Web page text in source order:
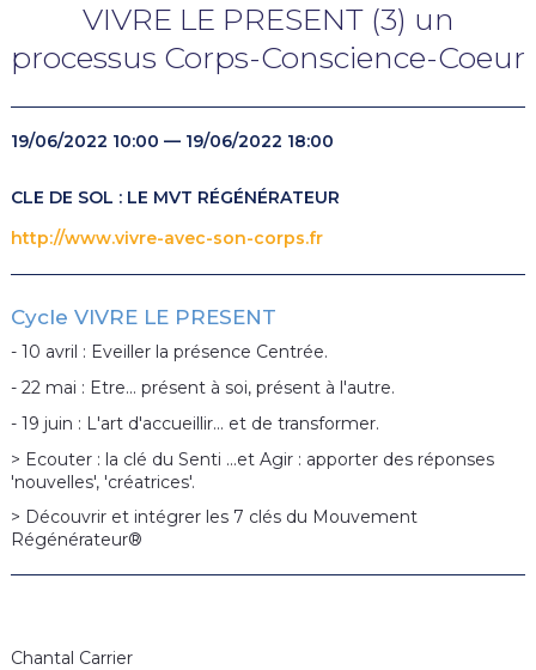
VIVRE LE PRESENT (3) un
processus Corps-Conscience-Coeur
19/06/2022 10:00 — 19/06/2022 18:00
CLE DE SOL : LE MVT RÉGÉNÉRATEUR
http://www.vivre-avec-son-corps.fr
Cycle VIVRE LE PRESENT
- 10 avril : Eveiller la présence Centrée.
- 22 mai : Etre... présent à soi, présent à l'autre.
- 19 juin : L'art d'accueillir... et de transformer.
> Ecouter : la clé du Senti ...et Agir : apporter des réponses
'nouvelles', 'créatrices'.
> Découvrir et intégrer les 7 clés du Mouvement
Régénérateur®
Chantal Carrier